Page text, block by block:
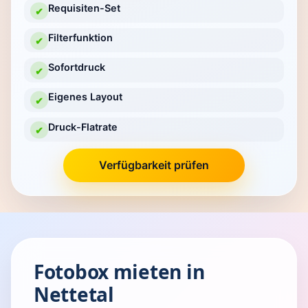
✔ Requisiten-Set
✔ Filterfunktion
✔ Sofortdruck
✔ Eigenes Layout
✔ Druck-Flatrate
Verfügbarkeit prüfen
Fotobox mieten in
Nettetal